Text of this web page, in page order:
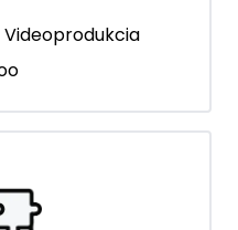
Videoprodukcia